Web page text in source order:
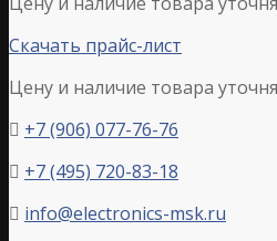
Скачать прайс-лист
Цену и наличие товара
 +7 (906) 077-76-76
 +7 (495) 720-83-18
 info@electronics-msk.ru